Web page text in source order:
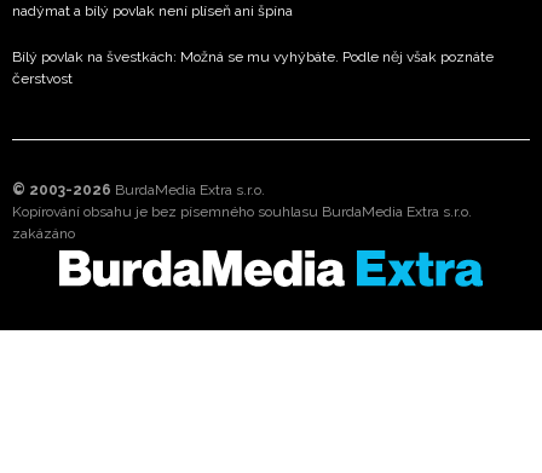
nadýmat a bílý povlak není plíseň ani špína
Bílý povlak na švestkách: Možná se mu vyhýbáte. Podle něj však poznáte
čerstvost
© 2003-2026 BurdaMedia Extra s.r.o.
Kopírování obsahu je bez písemného souhlasu BurdaMedia Extra s.r.o.
zakázáno